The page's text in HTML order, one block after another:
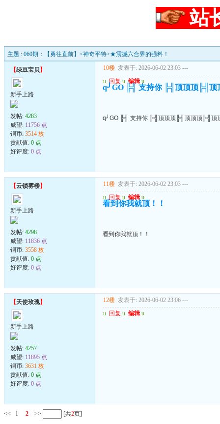
站
主题 : 060期：【勇往直前】<神奇平特>★震撼六合界的强料！
【绿豆宝贝】
新手上路
发帖: 4283
威望: 11756 点
铜币: 3514 枚
贡献值: 0 点
好评度: 0 点
10楼 发表于: 2026-06-02 23:03 ---
u 回复 u 编辑 u
q╯GO ╠╣ 支持你 ╠╣顶顶顶╠╣顶
q╯GO ╠╣ 支持你 ╠╣顶顶顶╠╣顶顶顶╠╣顶
【云锁雾楼】
新手上路
发帖: 4298
威望: 11836 点
铜币: 3558 枚
贡献值: 0 点
好评度: 0 点
11楼 发表于: 2026-06-02 23:03 ---
u 回复 u 编辑 u
看到你我就顶！！
看到你我就顶！！
【天使玫瑰】
新手上路
发帖: 4257
威望: 11895 点
铜币: 3631 枚
贡献值: 0 点
好评度: 0 点
12楼 发表于: 2026-06-02 23:06 ---
u 回复 u 编辑 u
<< 1 2 >> [共2页]